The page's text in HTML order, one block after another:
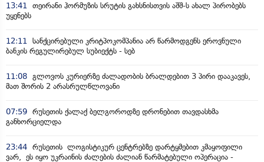
13:41 თეირანი ჰორმუზის სრუტის გახსნისთვის აშშ-ს ახალ პირობებს
უყენებს
12:11 სანქცირებული კრიტპოკომპანია არ წარმოდგენს ეროვნული
ბანკის რეგულირებულ სუბიექტს - სებ
11:08 გლოვოს კურიერზე ძალადობის ბრალდებით 3 პირი დააკავეს,
მათ შორის 2 არასრულწლოვანი
07:59 რუსეთის ქალაქ ბელგოროდზე დრონებით თავდასხმა
განხორციელდა
23:44 რუსეთის ლოგისტიკურ ცენტრებზე დარტყმებით კმაყოფილი
ვარ, ეს იყო უკრაინის ძალების ძალიან წარმატებული ოპერაცია -